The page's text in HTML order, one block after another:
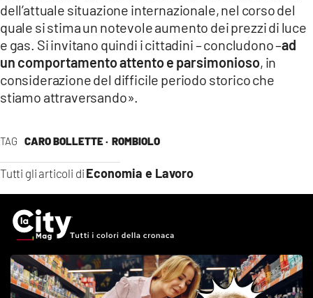
LACAPITALENEWS.IT
App
ANDROID
TAG CARO BOLLETTE · ROMBIOLO
Tutti gli articoli di Economia e Lavoro
dell’attuale situazione internazionale, nel corso del
quale si stima un notevole aumento dei prezzi di luce
e gas. Si invitano quindi i cittadini – concludono –ad
un comportamento attento e parsimonioso, in
considerazione del difficile periodo storico che
stiamo attraversando».